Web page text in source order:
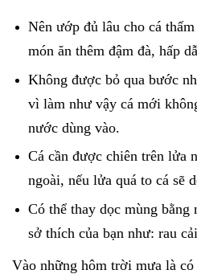
Nên ướp đủ lâu cho cá
món ăn thêm đậm đà, hấp
Không được bỏ qua bước
vì làm như vậy cá mới
nước dùng vào.
Cá cần được chiên trên lửa
ngoài, nếu lửa quá to cá sẽ
Có thể thay dọc mùng bằng
sở thích của bạn như: rau
Vào những hôm trời mưa là